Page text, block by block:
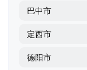
巴中市
定西市
德阳市